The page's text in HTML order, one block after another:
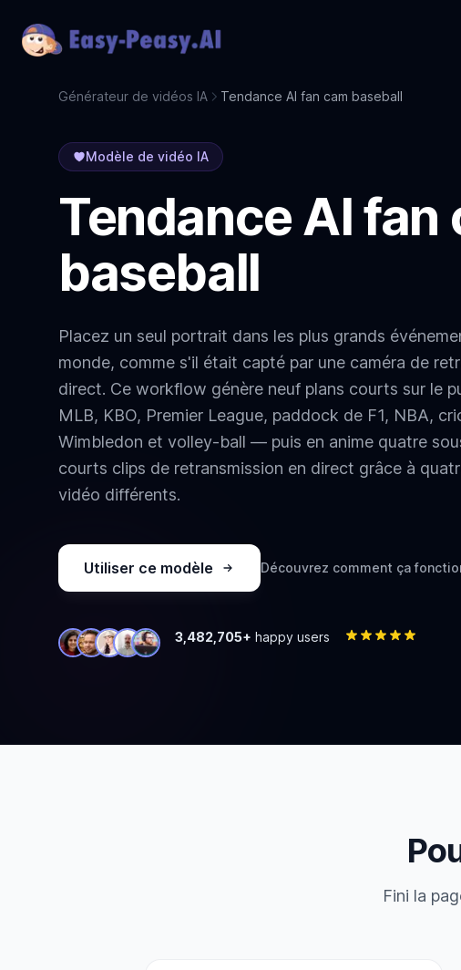
Générateur de vidéos IA Tendance AI fan cam baseball
Modèle de vidéo IA
Tendance AI fan
baseball
Placez un seul portrait dans les plus grands
monde, comme s'il était capté par une caméra de
direct. Ce workflow génère neuf plans courts sur le
MLB, KBO, Premier League, paddock de F1, NBA,
Wimbledon et volley-ball — puis en anime quatre
courts clips de retransmission en direct grâce à
vidéo différents.
Utiliser ce modèle Découvrez comment ça
3,482,705+ happy users
Fini la